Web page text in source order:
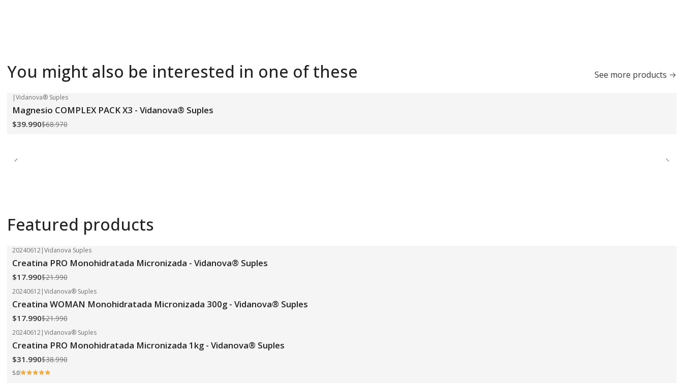
You might also be interested in one of these See more products
-42% OFF
|Vidanova® Suples
Magnesio COMPLEX PACK X3 - Vidanova® Suples
$39.990$68.970
Featured products
-18% OFF
20240612|Vidanova Suples
Creatina PRO Monohidratada Micronizada - Vidanova® Suples
$17.990$21.990
-18% OFF
20240612|Vidanova® Suples
Creatina WOMAN Monohidratada Micronizada 300g - Vidanova® Suples
$17.990$21.990
-18% OFF
20240612|Vidanova® Suples
Creatina PRO Monohidratada Micronizada 1kg - Vidanova® Suples
$31.990$38.990
5.0